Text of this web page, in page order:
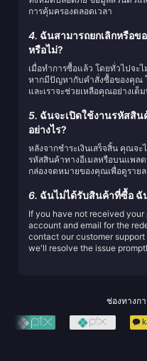
การคุ้มครองตลอดเวลา
4. ฉันสามารถยกเลิกหรือข
หรือไม่?
เมื่อทำการซื้อแล้ว โดยทั่วไปจะ
หากมีปัญหากับคำสั่งซื้อของคุณ
และเราจะช่วยเหลือคุณอย่างเต็
5. ฉันจะเปิดใช้งานรหัสสิน
อย่างไร?
หลังจากชำระเงินเสร็จสิ้น คุณจ
รหัสสินค้าทางอีเมลหรือบนแพล
กล่องจดหมายของคุณเพื่อดูรายล
6. ฉันไม่ได้รับสินค้าที่ซื้อ ฉั
If you have not received
account and email for the
contact our customer
we'll resolve the issue
ช่องทางกา